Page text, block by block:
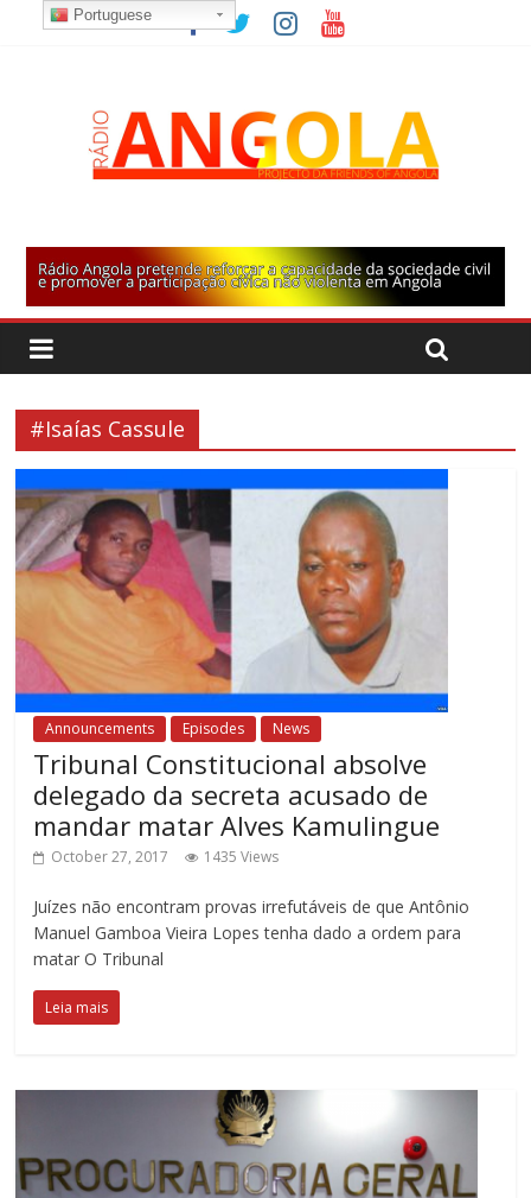
#Isaías Cassule
Announcements Episodes News
Tribunal Constitucional absolve
delegado da secreta acusado de
mandar matar Alves Kamulingue
October 27, 2017 1435 Views
Juízes não encontram provas irrefutáveis de que Antônio
Manuel Gamboa Vieira Lopes tenha dado a ordem para
matar O Tribunal
Leia mais
Portuguese